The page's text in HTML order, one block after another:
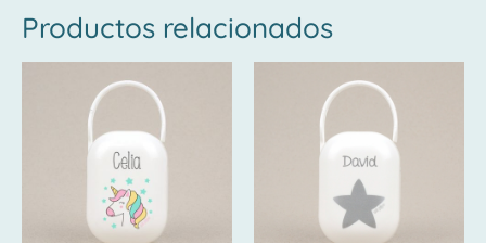
Productos relacionados